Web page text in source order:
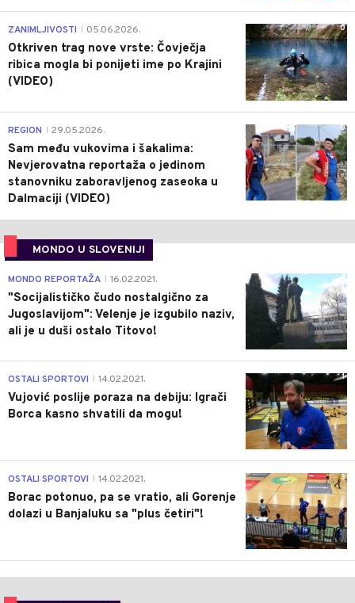
0
ZANIMLJIVOSTI 05.06.2026.
Otkriven trag nove vrste: Čovječja
ribica mogla bi ponijeti ime po Krajini
(VIDEO)
0
REGION 29.05.2026.
Sam među vukovima i šakalima:
Nevjerovatna reportaža o jedinom
stanovniku zaboravljenog zaseoka u
Dalmaciji (VIDEO)
MONDO U SLOVENIJI
4
MONDO REPORTAŽA 16.02.2021.
"Socijalističko čudo nostalgično za
Jugoslavijom": Velenje je izgubilo naziv,
ali je u duši ostalo Titovo!
1
OSTALI SPORTOVI 14.02.2021.
Vujović poslije poraza na debiju: Igrači
Borca kasno shvatili da mogu!
3
OSTALI SPORTOVI 14.02.2021.
Borac potonuo, pa se vratio, ali Gorenje
dolazi u Banjaluku sa "plus četiri"!